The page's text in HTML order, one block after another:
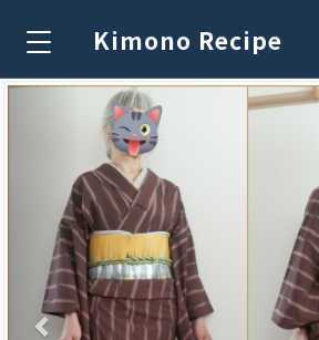
Kimono Recipe
Previous